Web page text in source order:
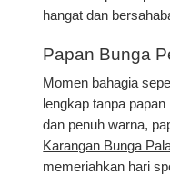
hangat dan
Papan Bunga
Momen bahagia
lengkap tanpa
dan penuh warna,
Karangan Bunga
memeriahkan hari